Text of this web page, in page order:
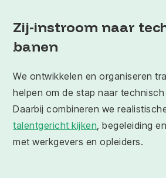
Zij-instroom naar
banen
We ontwikkelen en organiseren
helpen om de stap naar
Daarbij combineren we
talentgericht kijken, begeleiding
met werkgevers en opleiders.